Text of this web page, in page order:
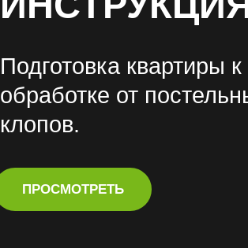
ПРОСМОТРЕТЬ
Подготовка квартиры к
обработке от
клопов.